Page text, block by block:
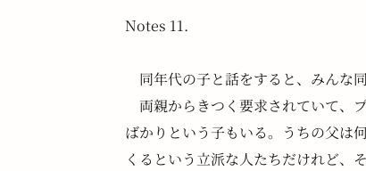
Notes 11.
同年代の子と話をすると、みんな
両親からきつく要求されていて、
ばかりという子もいる。うちの父は
くるという立派な人たちだけれど、